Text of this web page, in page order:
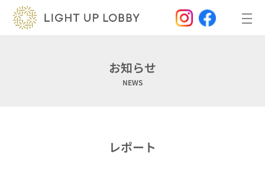
ス
お知らせ
NEWS
レポート